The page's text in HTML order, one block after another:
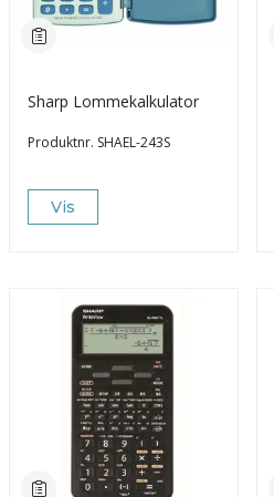
Sharp Lommekalkulator
Produktnr. SHAEL-243S
Vis